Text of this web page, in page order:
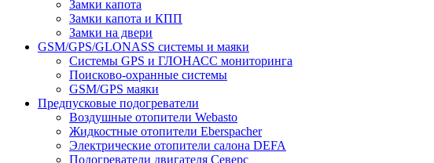
Замки капота
Замки капота и КПП
Замки на двери
GSM/GPS/GLONASS системы и маяки
Системы GPS и ГЛОНАСС мониторинга
Поисково-охранные системы
GSM/GPS маяки
Предпусковые подогреватели
Воздушные отопители Webasto
Жидкостные отопители Eberspacher
Электрические отопители салона DEFA
Подогреватели двигателя Северс